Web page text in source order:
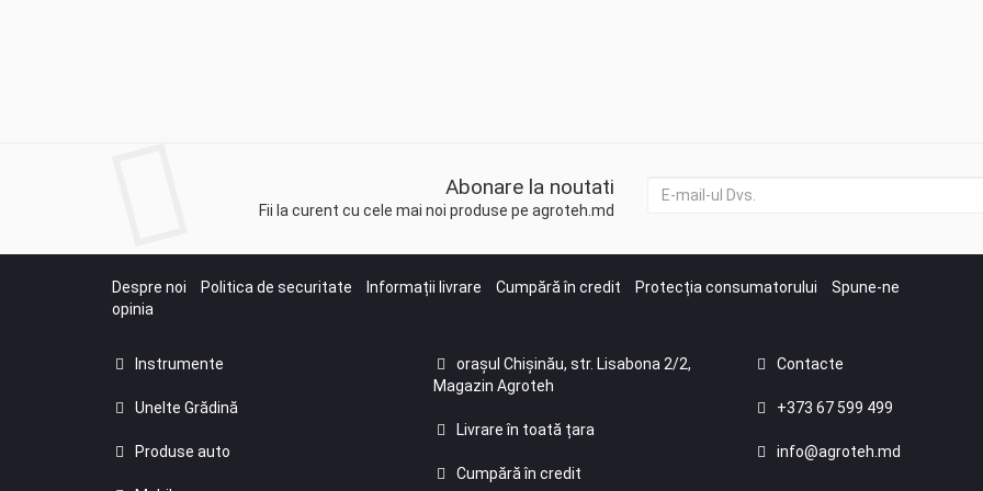
Abonare la noutati
Fii la curent cu cele mai noi produse pe agroteh.md
Despre noi Politica de securitate Informații livrare Cumpără în credit Protecția consumatorului
Spune-ne
opinia
Instrumente
Unelte Grădină
Produse auto
orașul Chișinău, str. Lisabona 2/2,
Magazin Agroteh
Livrare în toată țara
Cumpără în credit
Contacte
+373 67 599 499
info@agroteh.md